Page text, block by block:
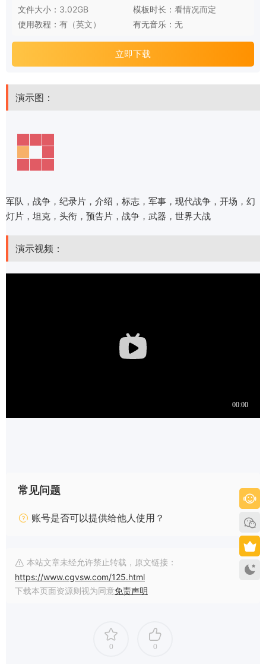
文件大小： 3.02GB 模板时长： 看情况而定
使用教程： 有（英文） 有无音乐： 无
立即下载
演示图：
军队，战争，纪录片，介绍，标志，军事，现代战争，开场，幻
灯片，坦克，头衔，预告片，战争，武器，世界大战
演示视频：
常见问题
账号是否可以提供给他人使用？
本站文章未经允许禁止转载，原文链接：
https://www.cgvsw.com/125.html
下载本页面资源则视为同意免责声明
0 0